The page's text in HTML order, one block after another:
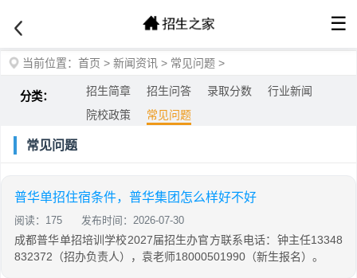
☰
当前位置： 首页 > 新闻资讯 > 常见问题 >
分类： 招生简章 招生问答 录取分数
行业新闻
院校政策
常见问题
常见问题
普华单招住宿条件，普华集团怎么样好不好
阅读：175 发布时间：2026-07-30
成都普华单招培训学校2027届招生办官方联系电话：钟主任13348
832372（招办负责人），袁老师18000501990（新生报名）。